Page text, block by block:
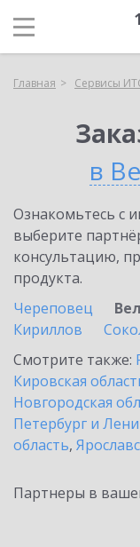
Главная Сервисы
в
Ознакомьтесь с
выберите
консультацию,
продукта.
Череповец
Кириллов
Смотрите также:
Кировская
Новгородская
Петербург и
область,
Партнеры в